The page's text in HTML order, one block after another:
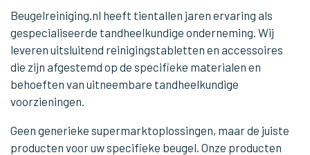
Beugelreiniging.nl heeft tientallen jaren ervaring als
gespecialiseerde tandheelkundige onderneming. Wij
leveren uitsluitend reinigingstabletten en accessoires
die zijn afgestemd op de specifieke materialen en
behoeften van uitneembare tandheelkundige
voorzieningen.
Geen generieke supermarktoplossingen, maar de juiste
producten voor uw specifieke beugel. Onze producten